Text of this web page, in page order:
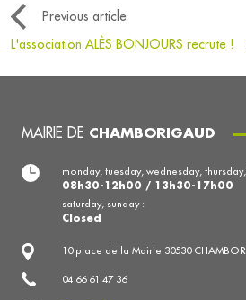
Previous article
L'association ALÈS BONJOURS recrute !
MAIRIE DE CHAMBORIGAUD
10 place de la Mairie 30530
04 66 61 47 36
monday, tuesday, wednesday,
08h30-12h00 / 13h30-17h00
saturday, sunday :
Closed